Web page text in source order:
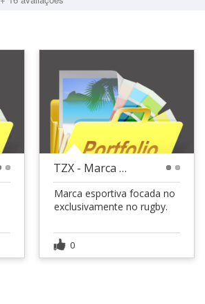
TZX - Marca esportiva
Marca esportiva focada no
exclusivamente no rugby.
0